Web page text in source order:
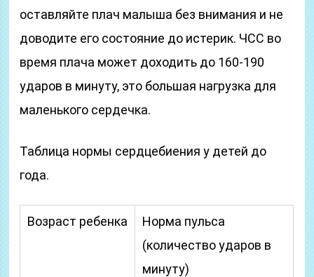
оставляйте плач малыша без внимания и не
доводите его состояние до истерик. ЧСС во
время плача может доходить до 160-190
ударов в минуту, это большая нагрузка для
маленького сердечка.
Таблица нормы сердцебиения у детей до
года.
Возраст ребенка
Норма пульса
(количество ударов в
минуту)